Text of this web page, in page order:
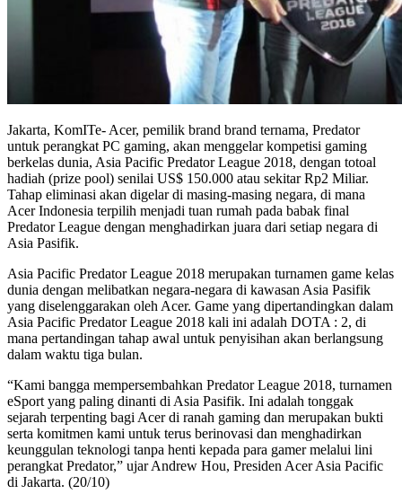
Jakarta, KomITe- Acer, pemilik brand brand ternama, Predator
untuk perangkat PC gaming, akan menggelar kompetisi gaming
berkelas dunia, Asia Pacific Predator League 2018, dengan totoal
hadiah (prize pool) senilai US$ 150.000 atau sekitar Rp2 Miliar.
Tahap eliminasi akan digelar di masing-masing negara, di mana
Acer Indonesia terpilih menjadi tuan rumah pada babak final
Predator League dengan menghadirkan juara dari setiap negara di
Asia Pasifik.
Asia Pacific Predator League 2018 merupakan turnamen game kelas
dunia dengan melibatkan negara-negara di kawasan Asia Pasifik
yang diselenggarakan oleh Acer. Game yang dipertandingkan dalam
Asia Pacific Predator League 2018 kali ini adalah DOTA : 2, di
mana pertandingan tahap awal untuk penyisihan akan berlangsung
dalam waktu tiga bulan.
“Kami bangga mempersembahkan Predator League 2018, turnamen
eSport yang paling dinanti di Asia Pasifik. Ini adalah tonggak
sejarah terpenting bagi Acer di ranah gaming dan merupakan bukti
serta komitmen kami untuk terus berinovasi dan menghadirkan
keunggulan teknologi tanpa henti kepada para gamer melalui lini
perangkat Predator,” ujar Andrew Hou, Presiden Acer Asia Pacific
di Jakarta. (20/10)